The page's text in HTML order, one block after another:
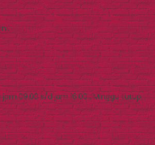
jam 09.00 s/d jam 16.00 , Minggu tutup